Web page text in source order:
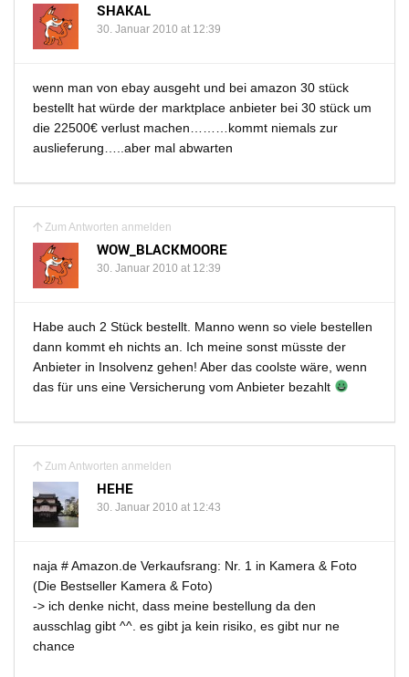
SHAKAL
30. Januar 2010 at 12:39
wenn man von ebay ausgeht und bei amazon 30 stück
bestellt hat würde der marktplace anbieter bei 30 stück um
die 22500€ verlust machen………kommt niemals zur
auslieferung…..aber mal abwarten
Zum Antworten anmelden
WOW_BLACKMOORE
30. Januar 2010 at 12:39
Habe auch 2 Stück bestellt. Manno wenn so viele bestellen
dann kommt eh nichts an. Ich meine sonst müsste der
Anbieter in Insolvenz gehen! Aber das coolste wäre, wenn
das für uns eine Versicherung vom Anbieter bezahlt
Zum Antworten anmelden
HEHE
30. Januar 2010 at 12:43
naja # Amazon.de Verkaufsrang: Nr. 1 in Kamera & Foto
(Die Bestseller Kamera & Foto)
-> ich denke nicht, dass meine bestellung da den
ausschlag gibt ^^. es gibt ja kein risiko, es gibt nur ne
chance